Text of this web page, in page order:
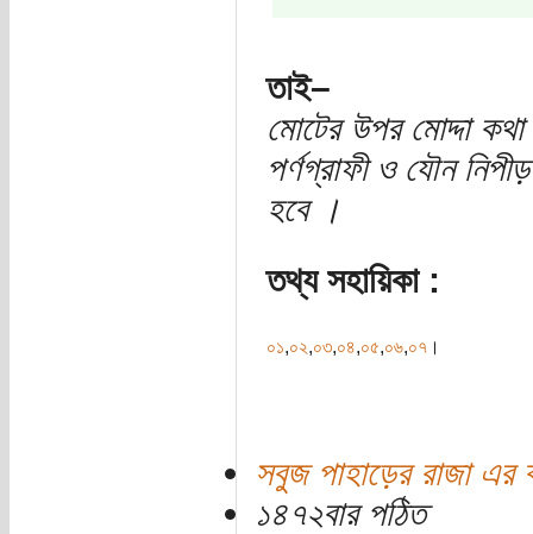
তাই–
মোটের উপর মোদ্দা
পর্ণগ্রাফী ও যৌন
হবে ।
তথ্য সহায়িকা :
০১,০২,০৩,০৪,০৫,০৬,০৭।
সবুজ পাহাড়ের রাজা এর
১৪৭২বার পঠিত